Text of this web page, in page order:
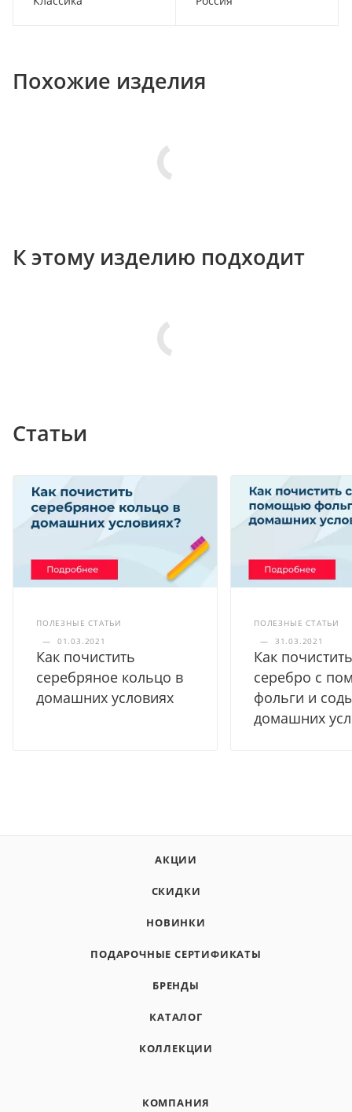
Похожие изделия
К этому изделию подходит
Статьи
ПОЛЕЗНЫЕ СТАТЬИ
—
01.03.2021
Как почистить
серебряное кольцо в
домашних условиях
ПОЛЕЗНЫЕ СТАТЬИ
—
31.03.2021
Как почистить
серебро с
фольги и
домашних
АКЦИИ
СКИДКИ
НОВИНКИ
ПОДАРОЧНЫЕ СЕРТИФИКАТЫ
БРЕНДЫ
КАТАЛОГ
КОЛЛЕКЦИИ
КОМПАНИЯ